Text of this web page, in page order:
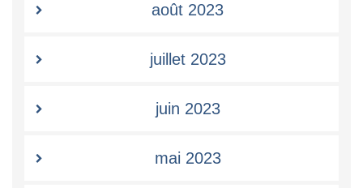
août 2023
juillet 2023
juin 2023
mai 2023